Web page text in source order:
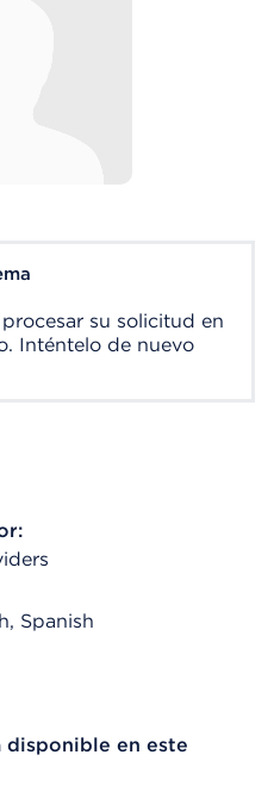
su solicitud en
Inténtelo de nuevo
Spanish
disponible en este